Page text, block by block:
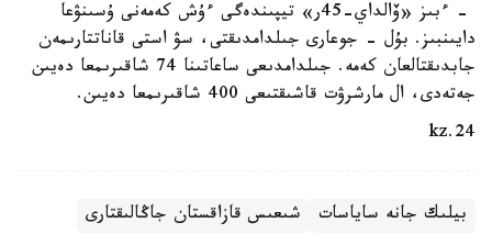
- ءبىز «ۆالداي-45ر» تيپىندەگى ءۇش كەمەنى ۇسىنۋعا
دايىنبىز. بۇل - جوعارى جىلدامدىقتى، سۋ استى قاناتتارىمەن
جابدىقتالعان كەمە. جىلدامدىعى ساعاتىنا 74 شاقىرىمعا دەيىن
جەتەدى، ال مارشرۋت قاشىقتىعى 400 شاقىرىمعا دەيىن.
24.kz
بيلىك جانە ساياسات شىعىس قازاقستان جاڭالىقتارى